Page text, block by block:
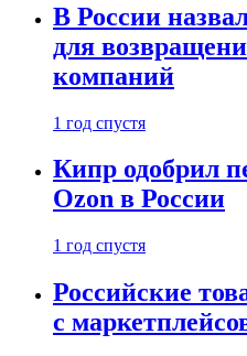
В России
для
компаний
1 год спустя
Кипр одобрил
Ozon в России
1 год спустя
Российские
с